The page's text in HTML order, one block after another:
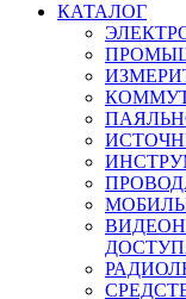
КАТАЛОГ